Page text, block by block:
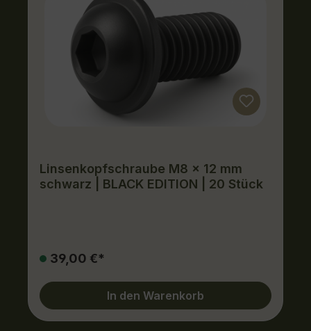
Linsenkopfschraube M8 x 12 mm
schwarz | BLACK EDITION | 20 Stück
39,00 €*
In den Warenkorb